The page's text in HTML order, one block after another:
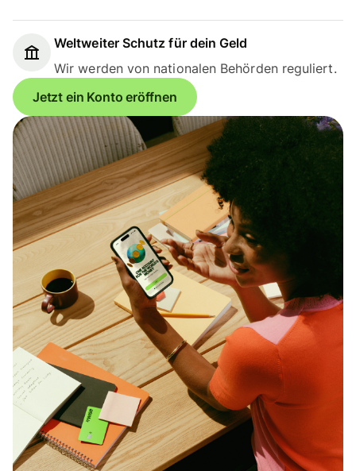
Weltweiter Schutz für dein Geld
Wir werden von nationalen Behörden reguliert.
Jetzt ein Konto eröffnen